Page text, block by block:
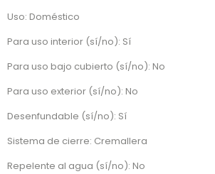
Uso: Doméstico
Para uso interior (sí/no): Sí
Para uso bajo cubierto (sí/no): No
Para uso exterior (sí/no): No
Desenfundable (sí/no): Sí
Sistema de cierre: Cremallera
Repelente al agua (sí/no): No